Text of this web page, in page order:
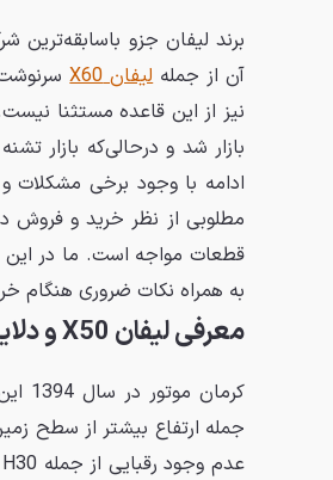
برند لیفان جزو
آن از جملهلیفان X60
مطلوبی از نظر خرید و فروش
به همراه نکات ضروری هنگام
معرفی لیفان X50 و دلایل محبوبیت آن
جمله ارتفاع بیشتر از سطح